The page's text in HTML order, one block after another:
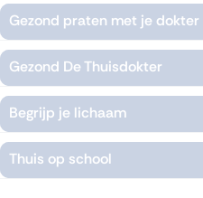
Gezond praten met je dokter
Gezond De Thuisdokter
Begrijp je lichaam
Thuis op school